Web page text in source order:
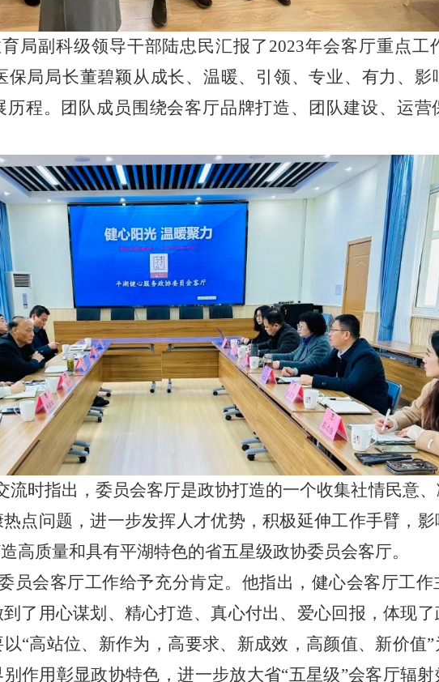
局副科级领导干部陆忠民汇报了2023年会客厅重点工
局局长董碧颖从成长、温暖、引领、专业、有力、影
历程。团队成员围绕会客厅品牌打造、团队建设、运营
时指出，委员会客厅是政协打造的一个收集社情民意、
点问题，进一步发挥人才优势，积极延伸工作手臂，
高质量和具有平湖特色的省五星级政协委员会客厅。
员会客厅工作给予充分肯定。他指出，健心会客厅工作
了用心谋划、精心打造、真心付出、爱心回报，体现
“高站位、新作为，高要求、新成效，高颜值、新价值
作用彰显政协特色，进一步放大省“五星级”会客厅辐